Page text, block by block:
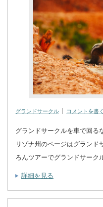
グランドサークル コメントを書く
グランドサークルを車で回る
リゾナ州のページはグランド
ろんツアーでグランドサーク
詳細を見る